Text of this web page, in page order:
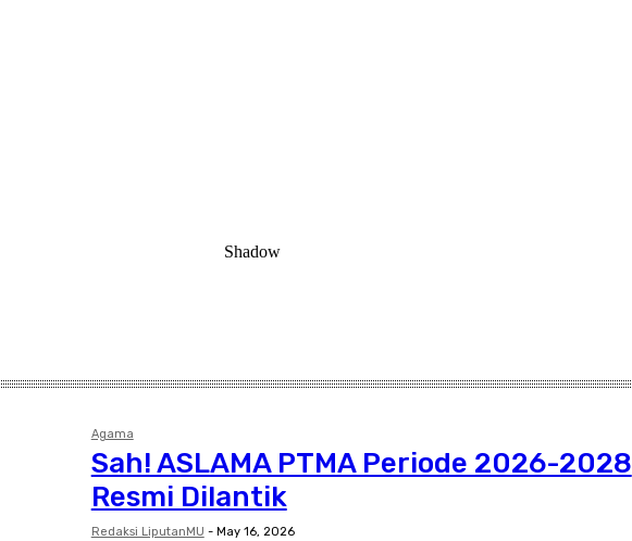
Agama
Sah! ASLAMA PTMA Periode 2026-2028
Resmi Dilantik
Redaksi LiputanMU - May 16, 2026